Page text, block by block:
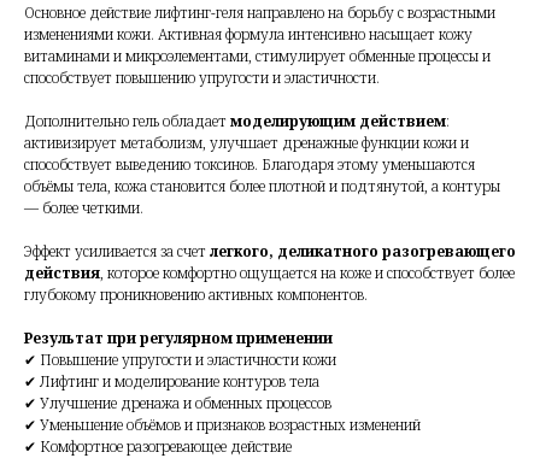
Основное действие лифтинг-геля направлено на борьбу с возрастными
изменениями кожи. Активная формула интенсивно насыщает кожу
витаминами и микроэлементами, стимулирует обменные процессы и
способствует повышению упругости и эластичности.
Дополнительно гель обладаетмоделирующим действием:
активизирует метаболизм, улучшает дренажные функции кожи и
способствует выведению токсинов. Благодаря этому уменьшаются
объёмы тела, кожа становится более плотной и подтянутой, а контуры
— более четкими.
Эффект усиливается за счетлегкого, деликатного разогревающего
действия, которое комфортно ощущается на коже и способствует более
глубокому проникновению активных компонентов.
Результат при регулярном применении
✔ Повышение упругости и эластичности кожи
✔ Лифтинг и моделирование контуров тела
✔ Улучшение дренажа и обменных процессов
✔ Уменьшение объёмов и признаков возрастных изменений
✔ Комфортное разогревающее действие